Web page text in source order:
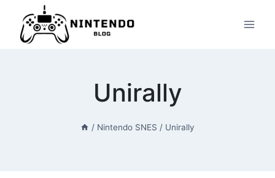
Przeskocz
treści
Unirally
/ Nintendo SNES / Unirally